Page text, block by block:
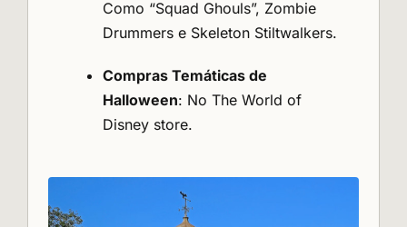
Como “Squad Ghouls”, Zombie
Drummers e Skeleton Stiltwalkers.
Compras Temáticas de
Halloween: No The World of
Disney store.